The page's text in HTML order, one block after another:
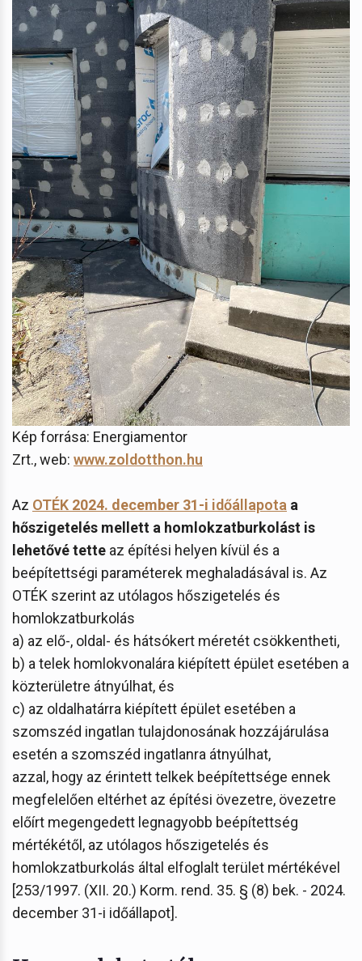
Kép forrása: Energiamentor
Zrt., web: www.zoldotthon.hu
Az OTÉK 2024. december 31-i időállapota a
hőszigetelés mellett a homlokzatburkolást is
lehetővé tette az építési helyen kívül és a
beépítettségi paraméterek meghaladásával is. Az
OTÉK szerint az utólagos hőszigetelés és
homlokzatburkolás
a) az elő-, oldal- és hátsókert méretét csökkentheti,
b) a telek homlokvonalára kiépített épület esetében a
közterületre átnyúlhat, és
c) az oldalhatárra kiépített épület esetében a
szomszéd ingatlan tulajdonosának hozzájárulása
esetén a szomszéd ingatlanra átnyúlhat,
azzal, hogy az érintett telkek beépítettsége ennek
megfelelően eltérhet az építési övezetre, övezetre
előírt megengedett legnagyobb beépítettség
mértékétől, az utólagos hőszigetelés és
homlokzatburkolás által elfoglalt terület mértékével
[253/1997. (XII. 20.) Korm. rend. 35. § (8) bek. - 2024.
december 31-i időállapot].